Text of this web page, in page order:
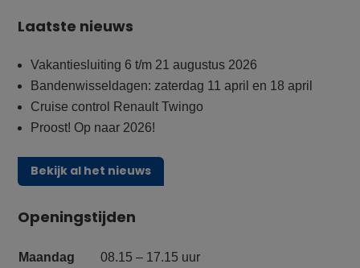
Laatste nieuws
Vakantiesluiting 6 t/m 21 augustus 2026
Bandenwisseldagen: zaterdag 11 april en 18 april
Cruise control Renault Twingo
Proost! Op naar 2026!
Bekijk al het nieuws
Openingstijden
Maandag 08.15 – 17.15 uur